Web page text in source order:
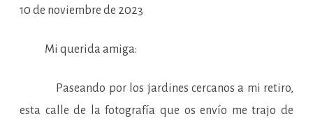
10 de noviembre de 2023
Mi querida amiga:
Paseando por los jardines cercanos a mi retiro,
esta calle de la fotografía que os envío me trajo de